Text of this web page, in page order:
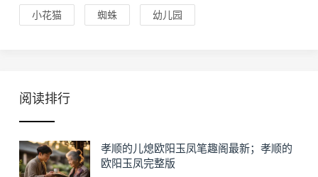
小花猫 蜘蛛 幼儿园
阅读排行
孝顺的儿熄欧阳玉凤笔趣阁最新；孝顺的
欧阳玉凤完整版